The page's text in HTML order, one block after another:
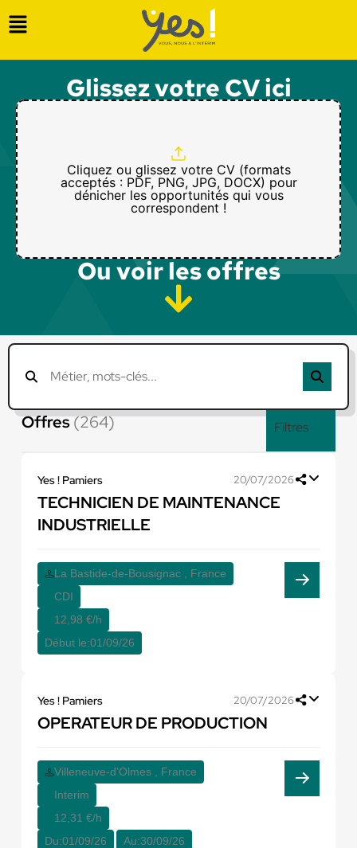
Glissez votre CV ici
Cliquez ou glissez votre CV (formats
acceptés : PDF, PNG, JPG, DOCX) pour
dénicher les opportunités qui vous
correspondent !
Ou voir les offres​
Offres(264) Filtres
Yes ! Pamiers 20/07/2026
TECHNICIEN DE MAINTENANCE
INDUSTRIELLE
La Bastide-de-Bousignac , France
CDI
12,98 €/h
Début le:01/09/26
Yes ! Pamiers 20/07/2026
OPERATEUR DE PRODUCTION
Villeneuve-d'Olmes , France
Interim
12,31 €/h
Du:01/09/26 Au:30/09/26